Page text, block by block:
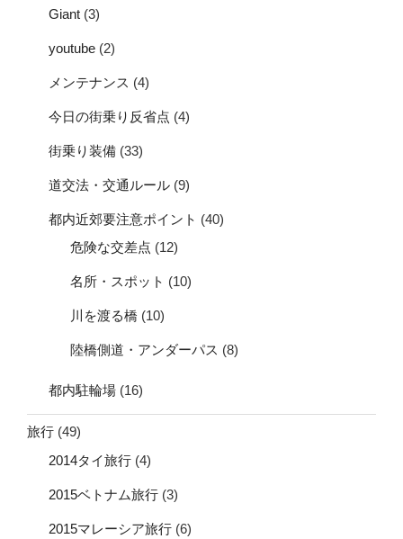
Giant (3)
youtube (2)
メンテナンス (4)
今日の街乗り反省点 (4)
街乗り装備 (33)
道交法・交通ルール (9)
都内近郊要注意ポイント (40)
危険な交差点 (12)
名所・スポット (10)
川を渡る橋 (10)
陸橋側道・アンダーパス (8)
都内駐輪場 (16)
旅行 (49)
2014タイ旅行 (4)
2015ベトナム旅行 (3)
2015マレーシア旅行 (6)